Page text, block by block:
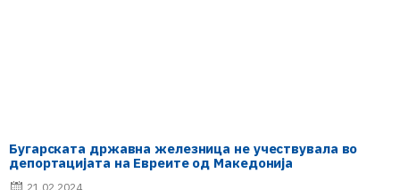
Бугарската државна железница не учествувала во
депортацијата на Евреите од Македонија
21.02.2024